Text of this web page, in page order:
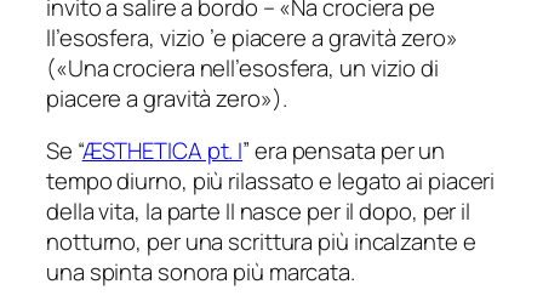
invito a salire a bordo – «Na crociera pe
ll’esosfera, vizio ’e piacere a gravità zero»
(«Una crociera nell’esosfera, un vizio di
piacere a gravità zero»).
Se “ÆSTHETICA pt. I” era pensata per un
tempo diurno, più rilassato e legato ai piaceri
della vita, la parte II nasce per il dopo, per il
notturno, per una scrittura più incalzante e
una spinta sonora più marcata.